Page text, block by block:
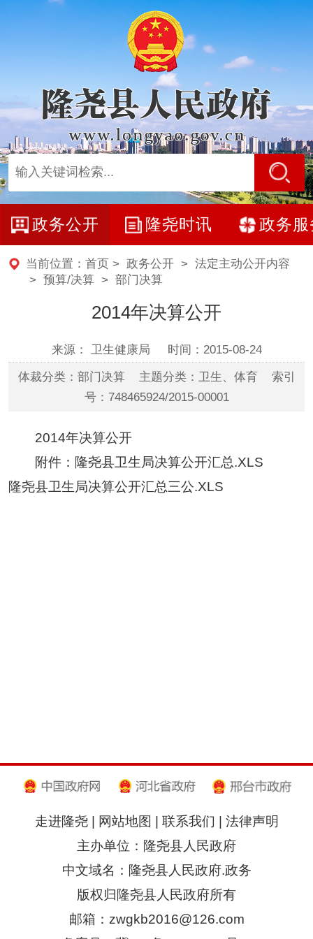
政务公开 隆尧时讯 政务服
当前位置： 首页 > 政务公开> 法定主动公开内容
> 预算/决算> 部门决算
2014年决算公开
来源： 卫生健康局 时间：2015-08-24
体裁分类：部门决算 主题分类：卫生、体育 索引
号：748465924/2015-00001
2014年决算公开
附件： 隆尧县卫生局决算公开汇总.XLS
隆尧县卫生局决算公开汇总三公.XLS
走进隆尧| 网站地图 联系我们
法律声明
主办单位：隆尧县人民政府
中文域名：隆尧县人民政府.政务
版权归隆尧县人民政府所有
邮箱：zwgkb2016@126.com